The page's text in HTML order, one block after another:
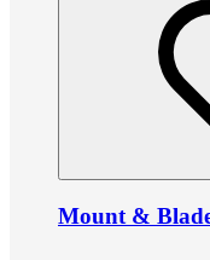
Mount &